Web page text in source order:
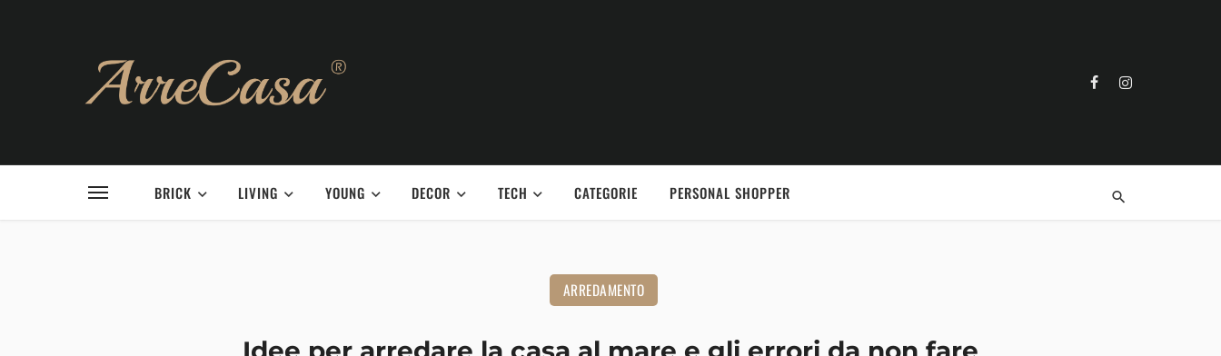
BRICK LIVING YOUNG DECOR TECH CATEGORIE PERSONAL SHOPPER
ARREDAMENTO